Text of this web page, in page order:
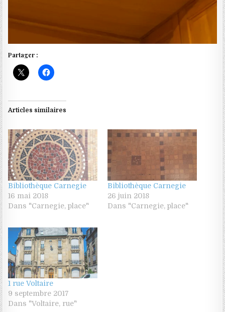
Partager :
Articles similaires
Bibliothèque Carnegie
16 mai 2018
Dans "Carnegie, place"
Bibliothèque Carnegie
26 juin 2018
Dans "Carnegie, place"
1 rue Voltaire
9 septembre 2017
Dans "Voltaire, rue"